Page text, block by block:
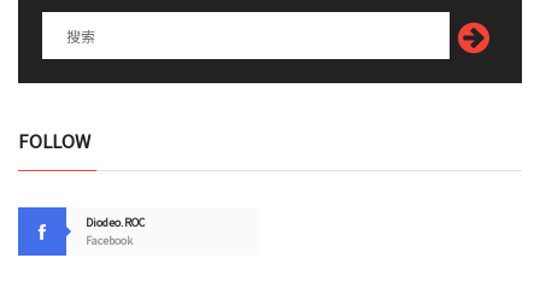
FOLLOW
Diodeo.ROC
Facebook